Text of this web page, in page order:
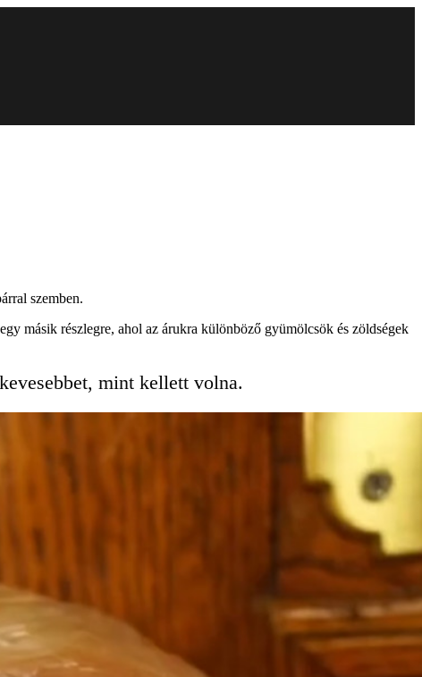
szemben.
másik részlegre, ahol az árukra különböző gyümölcsök és zöldségek
mint kellett volna.